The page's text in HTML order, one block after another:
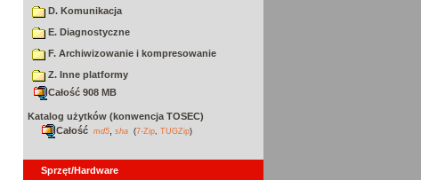
D. Komunikacja
E. Diagnostyczne
F. Archiwizowanie i kompresowanie
Z. Inne platformy
Całość 908 MB
Katalog użytków (konwencja TOSEC)
Całość md5 sha (7-Zip TUGZip)
Sprzęt/Hardware